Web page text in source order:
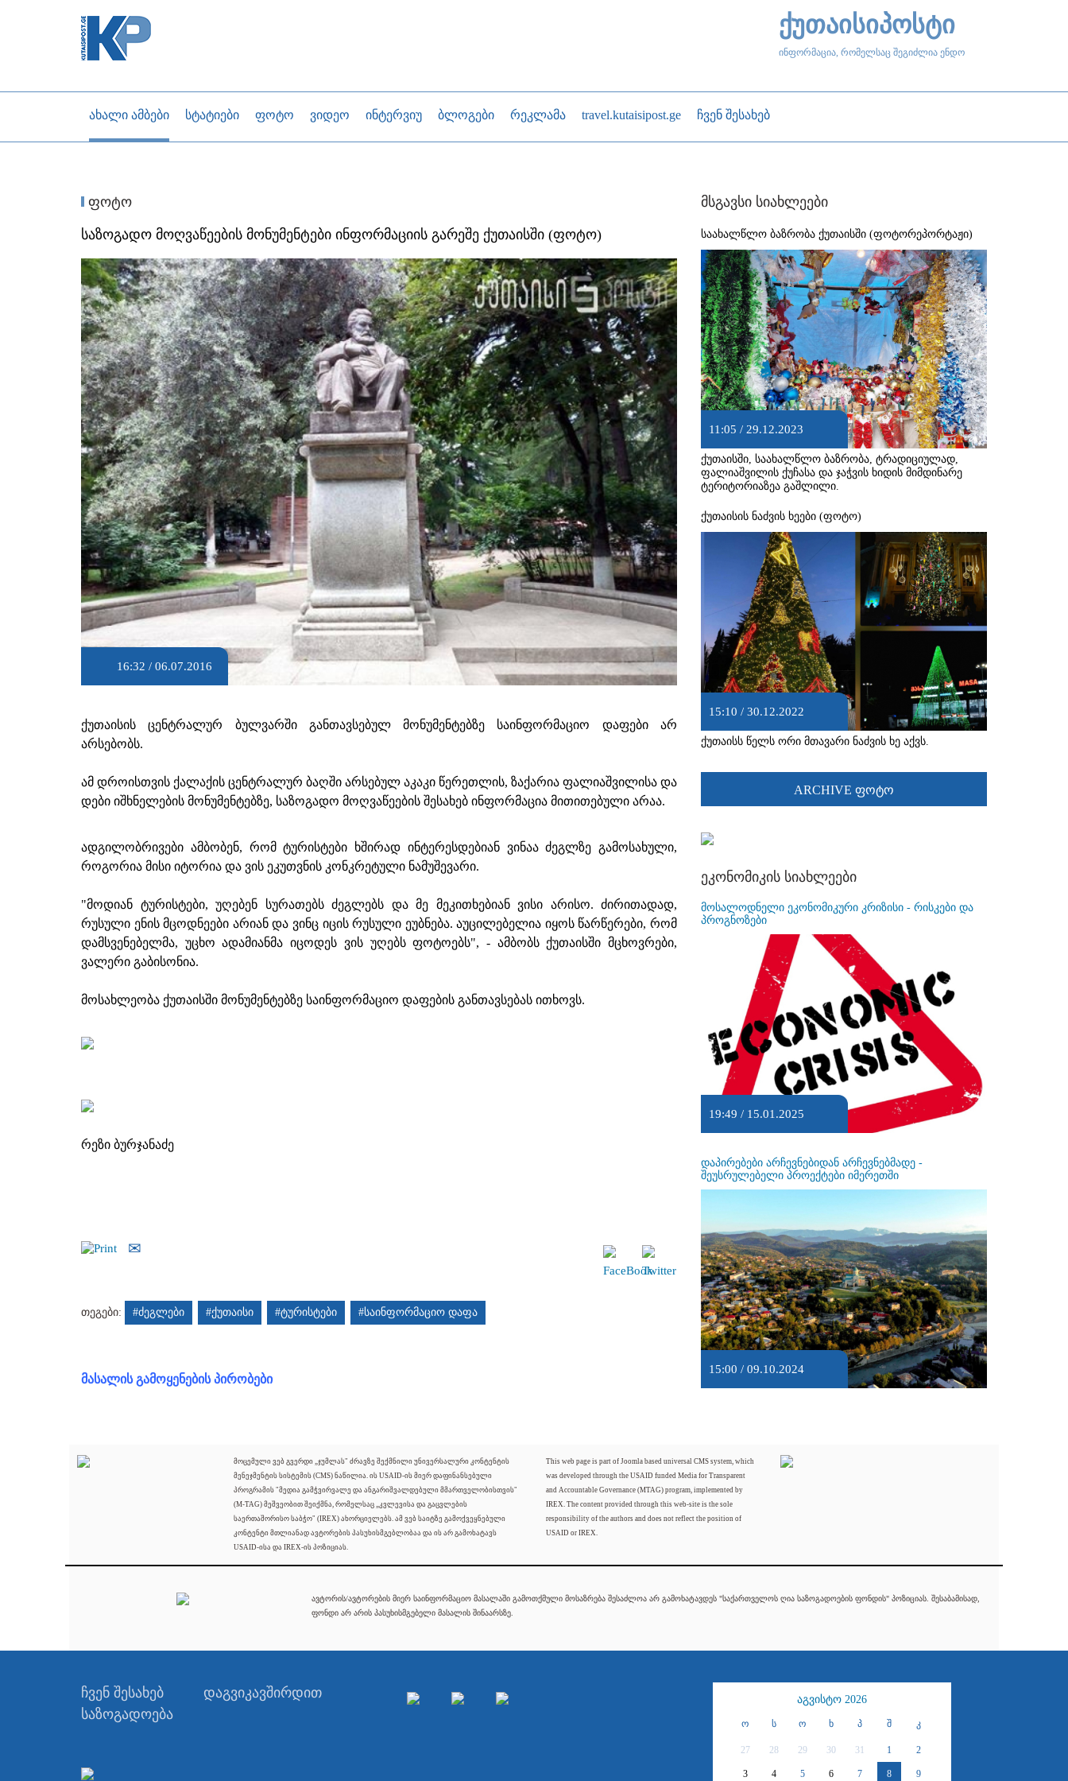
ქუთაისიპოსტი
ინფორმაცია, რომელსაც შეგიძლია ენდო
ახალი ამბები სტატიები ფოტო ვიდეო ინტერვიუ ბლოგები რეკლამა travel.kutaisipost.ge ჩვენ შესახებ
ფოტო
საზოგადო მოღვაწეების მონუმენტები ინფორმაციის გარეშე ქუთაისში (ფოტო)
16:32 / 06.07.2016
ქუთაისის ცენტრალურ ბულვარში განთავსებულ მონუმენტებზე საინფორმაციო დაფები არ
არსებობს.
ამ დროისთვის ქალაქის ცენტრალურ ბაღში არსებულ აკაკი წერეთლის, ზაქარია ფალიაშვილისა და
დები იშხნელების მონუმენტებზე, საზოგადო მოღვაწეების შესახებ ინფორმაცია მითითებული არაა.
ადგილობრივები ამბობენ, რომ ტურისტები ხშირად ინტერესდებიან ვინაა ძეგლზე გამოსახული,
როგორია მისი იტორია და ვის ეკუთვნის კონკრეტული ნამუშევარი.
"მოდიან ტურისტები, უღებენ სურათებს ძეგლებს და მე მეკითხებიან ვისი არისო. ძირითადად,
რუსული ენის მცოდნეები არიან და ვინც იცის რუსული ეუბნება. აუცილებელია იყოს წარწერები, რომ
დამსვენებელმა, უცხო ადამიანმა იცოდეს ვის უღებს ფოტოებს", - ამბობს ქუთაისში მცხოვრები,
ვალერი გაბისონია.
მოსახლეობა ქუთაისში მონუმენტებზე საინფორმაციო დაფების განთავსებას ითხოვს.
რეზი ბურჯანაძე
თეგები: #ძეგლები #ქუთაისი #ტურისტები #საინფორმაციო დაფა
მასალის გამოყენების პირობები
მსგავსი სიახლეები
საახალწლო ბაზრობა ქუთაისში (ფოტორეპორტაჟი)
11:05 / 29.12.2023
ქუთაისში, საახალწლო ბაზრობა, ტრადიციულად,
ფალიაშვილის ქუჩასა და ჯაჭვის ხიდის მიმდინარე
ტერიტორიაზეა გაშლილი.
ქუთაისის ნაძვის ხეები (ფოტო)
15:10 / 30.12.2022
ქუთაისს წელს ორი მთავარი ნაძვის ხე აქვს.
ARCHIVE ფოტო
ეკონომიკის სიახლეები
მოსალოდნელი ეკონომიკური კრიზისი - რისკები და
პროგნოზები
19:49 / 15.01.2025
დაპირებები არჩევნებიდან არჩევნებმადე -
შეუსრულებელი პროექტები იმერეთში
15:00 / 09.10.2024
მოცემული ვებ გვერდი „ჯუმლას" ძრავზე შექმნილი უნივერსალური კონტენტის
მენეჯმენტის სისტემის (CMS) ნაწილია. ის USAID-ის მიერ დაფინანსებული
პროგრამის "მედია გამჭვირვალე და ანგარიშვალდებული მმართველობისთვის"
(M-TAG) მეშვეობით შეიქმნა, რომელსაც „კვლევისა და გაცვლების
საერთაშორისო საბჭო" (IREX) ახორციელებს. ამ ვებ საიტზე გამოქვეყნებული
კონტენტი მთლიანად ავტორების პასუხისმგებლობაა და ის არ გამოხატავს
USAID-ისა და IREX-ის პოზიციას.
This web page is part of Joomla based universal CMS system, which
was developed through the USAID funded Media for Transparent
and Accountable Governance (MTAG) program, implemented by
IREX. The content provided through this web-site is the sole
responsibility of the authors and does not reflect the position of
USAID or IREX.
ავტორის/ავტორების მიერ საინფორმაციო მასალაში გამოთქმული მოსაზრება შესაძლოა არ გამოხატავდეს "საქართველოს ღია საზოგადოების ფონდის" პოზიციას. შესაბამისად,
ფონდი არ არის პასუხისმგებელი მასალის შინაარსზე.
ჩვენ შესახებ
დაგვიკავშირდით
საზოგადოება
აგვისტო 2026
ო ს ო ხ პ შ კ
27 28 29 30 31 1 2
3 4 5 6 7 8 9